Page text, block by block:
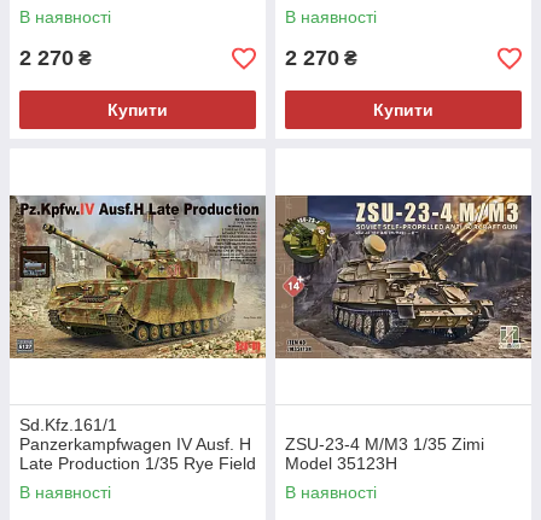
В наявності
2 270 ₴
Купити
В наявності
2 270 ₴
Купити
Sd.Kfz.161/1
Panzerkampfwagen IV Ausf. H
Late Production 1/35 Rye Field
Model 5127
В наявності
ZSU-23-4 M/M3 1/35 Zimi
Model 35123H
В наявності